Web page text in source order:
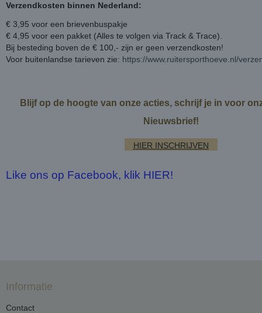
Verzendkosten binnen Nederland:
€ 3,95 voor een brievenbuspakje
€ 4,95 voor een pakket (Alles te volgen via Track & Trace).
Bij besteding boven de € 100,- zijn er geen verzendkosten!
Voor buitenlandse tarieven zie: https://www.ruitersporthoeve.nl/
Blijf op de hoogte van onze acties, schrijf je in voor
Nieuwsbrief!
HIER INSCHRIJVEN
Like ons op Facebook, klik HIER!
Informatie
Contact